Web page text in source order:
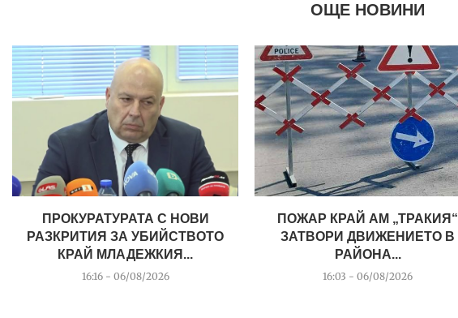
ОЩЕ НОВИНИ
ПРОКУРАТУРАТА С НОВИ
РАЗКРИТИЯ ЗА УБИЙСТВОТО
КРАЙ МЛАДЕЖКИЯ...
16:16 - 06/08/2026
ПОЖАР КРАЙ АМ „ТРАКИЯ“
ЗАТВОРИ ДВИЖЕНИЕТО В
РАЙОНА...
16:03 - 06/08/2026